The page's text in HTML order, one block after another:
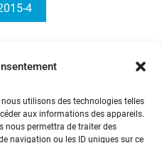
utilisons des technologies telles
aux informations des appareils.
nous permettra de traiter des
navigation ou les ID uniques sur ce
4
spectre au